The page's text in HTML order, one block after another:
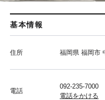
基本情報
住所 福岡県 福岡市
電話
092-235-7000
電話をかける